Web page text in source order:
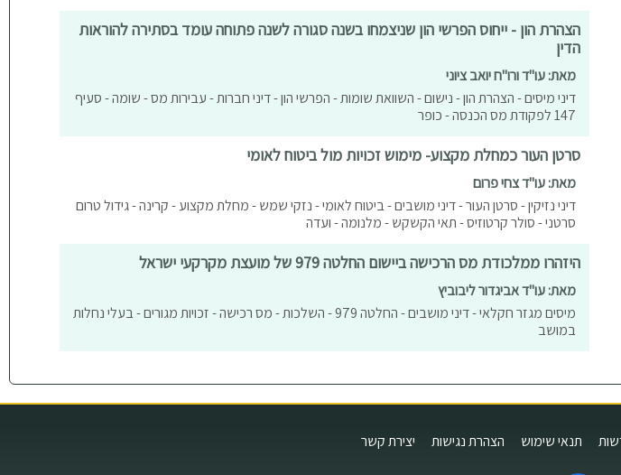
הצהרת הון - ייחוס הפרשי הון שניצמחו בשנה סגורה לשנה פתוחה עומד בסתירה להוראות
הדין
מאת: עו"ד ורו"ח יואב ציוני
דיני מיסים - הצהרת הון - נישום - השוואת שומות - הפרשי הון - דיני חברות - עבירות מס - שומה - סעיף
147 לפקודת מס הכנסה - כופר
סרטן העור כמחלת מקצוע- מימוש זכויות מול ביטוח לאומי
מאת: עו"ד צחי פרום
דיני נזיקין - סרטן העור - דיני מושבים - ביטוח לאומי - נזקי שמש - מחלת מקצוע - קרינה - גידול טרום
סרטני - סולר קרטוזיס - תאי הקשקש - מלנומה - ועדה
היזהרו ממלכודת מס הרכישה ביישום החלטה 979 של מועצת מקרקעי ישראל
מאת: עו"ד אביגדור ליבוביץ
מיסים מגזר חקלאי - דיני מושבים - החלטה 979 - השלכות - מס רכישה - זכויות מגורים - בעלי נחלות
במושב
תנאי שימוש הצהרת נגישות יצירת קשר